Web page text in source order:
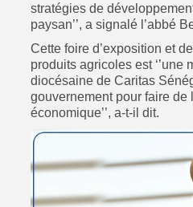
stratégies de
paysan’’, a signalé l’abbé
Cette foire d’exposition et
produits agricoles est ‘’une
diocésaine de Caritas
gouvernement pour faire de
économique’’, a-t-il dit.